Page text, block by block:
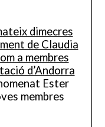
dimecres
de Claudia
a membres
d’Andorra
Ester
membres